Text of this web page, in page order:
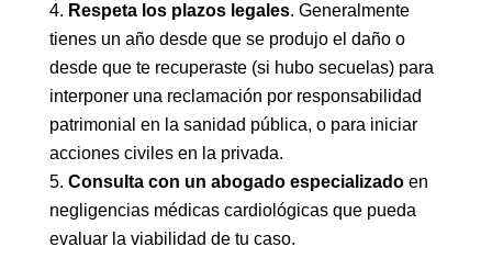
Respeta los plazos legales. Generalmente
tienes un año desde que se produjo el daño o
desde que te recuperaste (si hubo secuelas) para
interponer una reclamación por responsabilidad
patrimonial en la sanidad pública, o para iniciar
acciones civiles en la privada.
Consulta con un abogado especializadoen
negligencias médicas cardiológicas que pueda
evaluar la viabilidad de tu caso.